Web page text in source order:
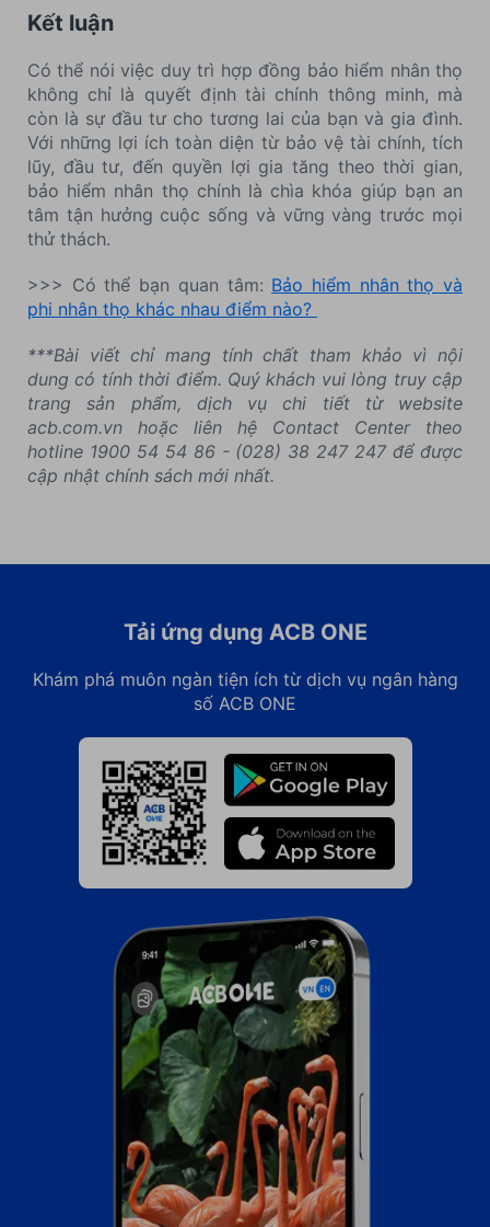
Kết luận
Có thể nói việc duy trì hợp đồng bảo hiểm nhân thọ
không chỉ là quyết định tài chính thông minh, mà
còn là sự đầu tư cho tương lai của bạn và gia đình.
Với những lợi ích toàn diện từ bảo vệ tài chính, tích
lũy, đầu tư, đến quyền lợi gia tăng theo thời gian,
bảo hiểm nhân thọ chính là chìa khóa giúp bạn an
tâm tận hưởng cuộc sống và vững vàng trước mọi
thử thách.
>>> Có thể bạn quan tâm: Bảo hiểm nhân thọ và
phi nhân thọ khác nhau điểm nào?
***Bài viết chỉ mang tính chất tham khảo vì nội
dung có tính thời điểm. Quý khách vui lòng truy cập
trang sản phẩm, dịch vụ chi tiết từ website
acb.com.vn hoặc liên hệ Contact Center theo
hotline 1900 54 54 86 - (028) 38 247 247 để được
cập nhật chính sách mới nhất.
Tải ứng dụng ACB ONE
Khám phá muôn ngàn tiện ích từ dịch vụ ngân hàng
số ACB ONE